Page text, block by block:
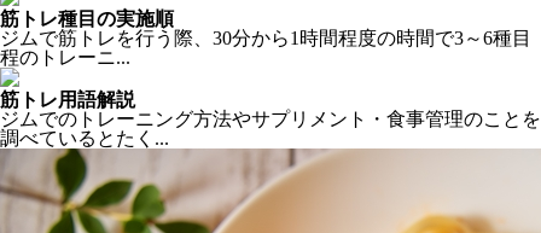
筋トレ種目の実施順
ジムで筋トレを行う際、30分から1時間程度の時間で3～6種目
程のトレーニ...
筋トレ用語解説
ジムでのトレーニング方法やサプリメント・食事管理のことを
調べているとたく...